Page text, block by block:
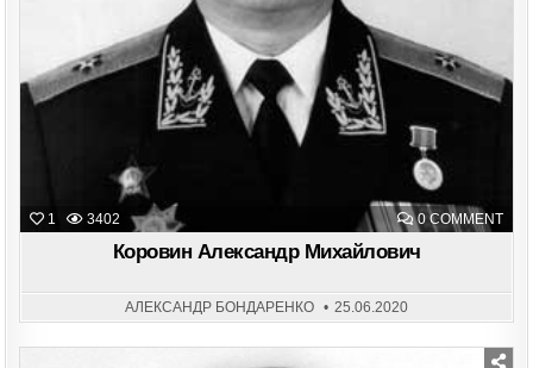
1 3402 0 COMMENTON
Коровин Александр Михайлович
АЛЕКСАНДР БОНДАРЕНКО 25.06.2020